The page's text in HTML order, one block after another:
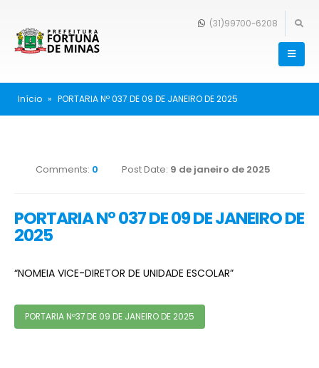
(31)99700-6208
Início » PORTARIA Nº 037 DE 09 DE JANEIRO DE 2025
Comments: 0 Post Date: 9 de janeiro de 2025
PORTARIA Nº 037 DE 09 DE JANEIRO DE
2025
“NOMEIA VICE-DIRETOR DE UNIDADE ESCOLAR”
PORTARIA Nº37 DE 09 DE JANEIRO DE 2025